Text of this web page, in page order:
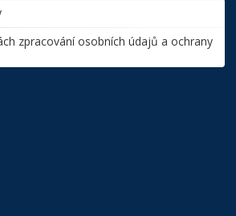
zpracování osobních údajů a ochrany